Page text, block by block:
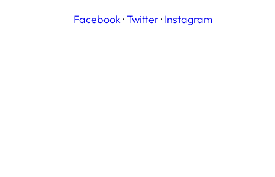
Facebook ·Twitter· Instagram